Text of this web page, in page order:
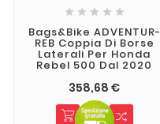
    
Bags&Bike ADVENTUR-
REB Coppia Di Borse
Laterali Per Honda
Rebel 500 Dal 2020
358,68 €